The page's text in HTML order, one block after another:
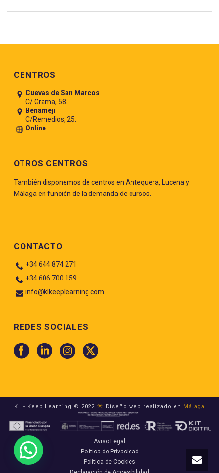
CENTROS
Cuevas de San Marcos
C/ Grama, 58.
Benamejí
C/Remedios, 25.
Online
OTROS CENTROS
También disponemos de centros en Antequera, Lucena y
Málaga en función de la demanda de cursos.
CONTACTO
+34 644 874 271
+34 606 700 159
info@klkeeplearning.com
REDES SOCIALES
KL - Keep Learning © 2022 ☀ Diseño web realizado en Málaga
Aviso Legal
Política de Privacidad
Política de Cookies